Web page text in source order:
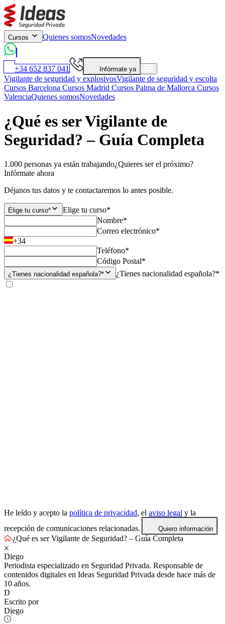
Cursos Quienes somosNovedades
+34 652 837 041 Infórmate ya
Vigilante de seguridad y explosivosVigilante de seguridad y escolta
Cursos Barcelona Cursos Madrid Cursos Palma de Mallorca Cursos
ValenciaQuienes somosNovedades
¿Qué es ser Vigilante de
Seguridad? – Guía Completa
1.000 personas ya están trabajando¿Quieres ser el próximo?
Infórmate ahora
Déjanos tus datos y te contactaremos lo antes posible.
Elige tu curso*
Elige tu curso*
Nombre*
Correo electrónico*
+34
Teléfono*
Código Postal*
¿Tienes nacionalidad española?* ¿Tienes nacionalidad española?*
He leído y acepto la política de privacidad, el aviso legal y la
recepción de comunicaciones relacionadas.
Quiero información
¿Qué es ser Vigilante de Seguridad? – Guía Completa
Diego
Periodista especializado en Seguridad Privada. Responsable de
contenidos digitales en Ideas Seguridad Privada desde hace más de
10 años.
D
Escrito por
Diego